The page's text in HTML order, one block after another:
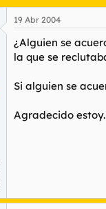
e
h
19 Abr 2004
¿Alguien se
la que se
Si alguien se
Agradecido estoy.